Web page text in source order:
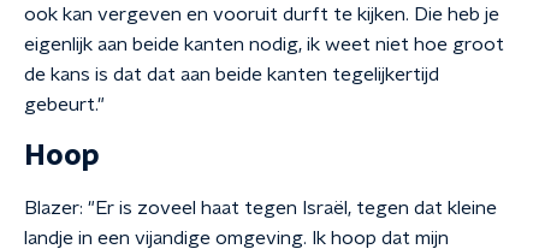
ook kan vergeven en vooruit durft te kijken. Die heb je
eigenlijk aan beide kanten nodig, ik weet niet hoe groot
de kans is dat dat aan beide kanten tegelijkertijd
gebeurt."
Hoop
Blazer: "Er is zoveel haat tegen Israël, tegen dat kleine
landje in een vijandige omgeving. Ik hoop dat mijn